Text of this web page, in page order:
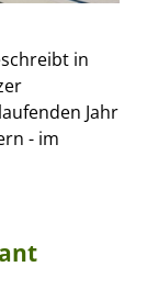
in
Jahr
- im